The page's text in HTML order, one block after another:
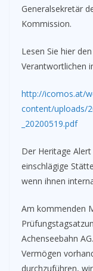
Generalsekretär
Kommission.
Lesen Sie hier
Verantwortlichen
http://icomos.at/
content/uploads/
_20200519.pdf
Der Heritage
einschlägige
wenn ihnen
Am kommenden
Achenseebahn
Vermögen
durchzuführen,